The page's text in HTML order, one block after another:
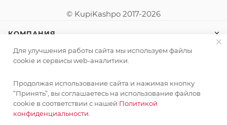
© KupiKashpo 2017-2026
КОМПАНИЯ
ИНФОРМАЦИЯ
ПОМОЩЬ
Для улучшения работы сайта мы используем файлы
cookie и сервисы web-аналитики.
Продолжая использование сайта и нажимая кнопку
“Принять”, вы соглашаетесь на использование файлов
cookie в соответствии с нашей Политикой
конфиденциальности.